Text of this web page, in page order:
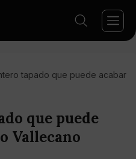
tapado que puede acabar
que puede
Vallecano